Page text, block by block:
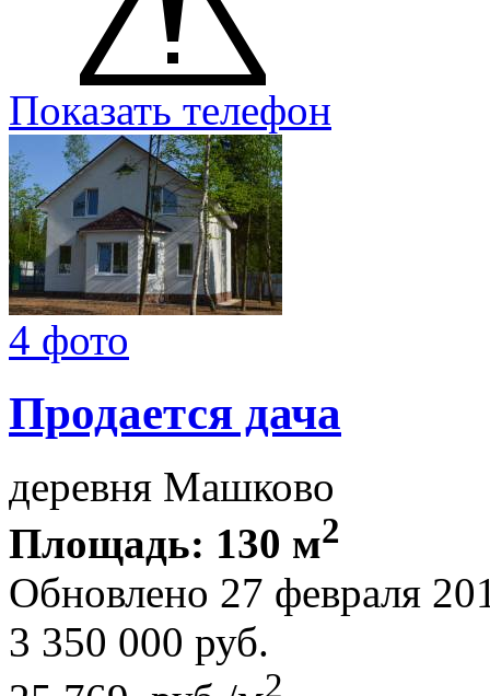
Показать телефон
4 фото
Продается дача
деревня Машково
Площадь: 130 м2
Обновлено 27 февраля
3 350 000 руб.
2